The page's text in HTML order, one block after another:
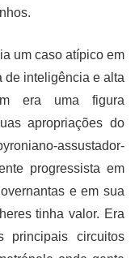
um caso atípico em
de inteligência e alta
era uma figura
apropriações do
assustador-
progressista em
e em sua
tinha valor. Era
principais circuitos